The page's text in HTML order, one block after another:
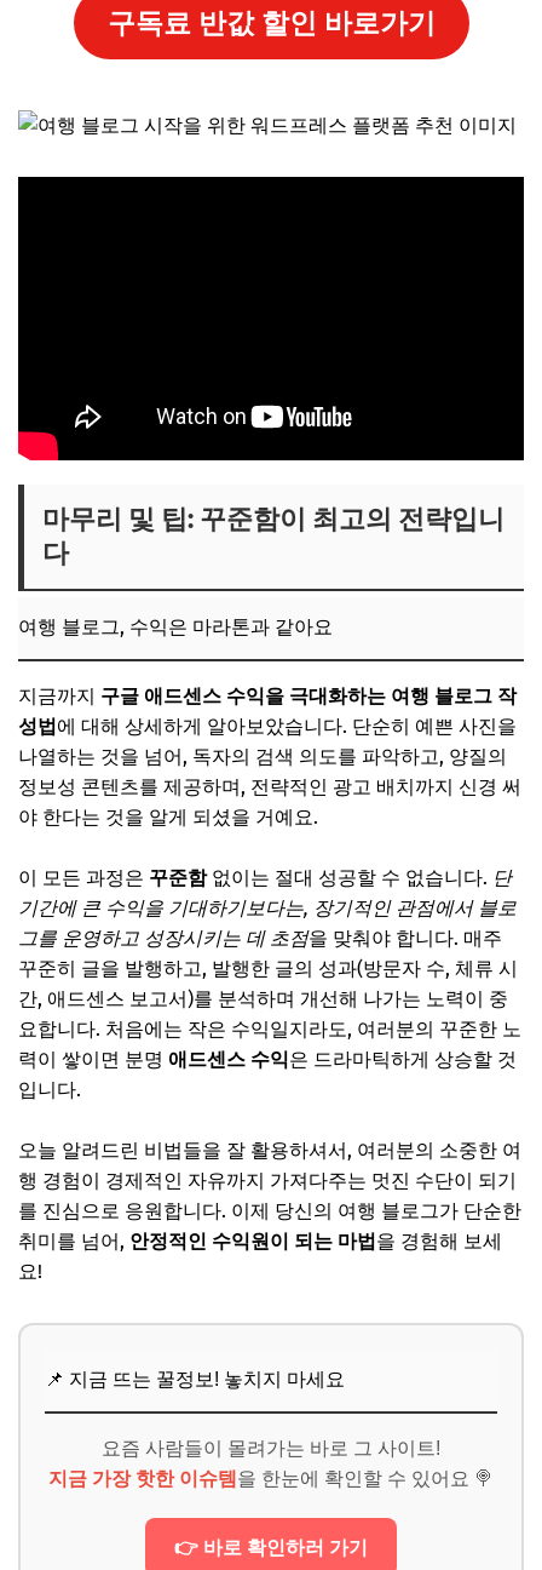
구독료 반값 할인 바로가기
마무리 및 팁: 꾸준함이 최고의 전략입니
다
여행 블로그, 수익은 마라톤과 같아요
지금까지 구글 애드센스 수익을 극대화하는 여행 블로그 작
성법 에 대해 상세하게 알아보았습니다. 단순히 예쁜 사진을
나열하는 것을 넘어, 독자의 검색 의도를 파악하고, 양질의
정보성 콘텐츠를 제공하며, 전략적인 광고 배치까지 신경 써
야 한다는 것을 알게 되셨을 거예요.
이 모든 과정은 꾸준함없이는 절대 성공할 수 없습니다. 단
기간에 큰 수익을 기대하기보다는, 장기적인 관점에서 블로
그를 운영하고 성장시키는 데 초점을 맞춰야 합니다. 매주
꾸준히 글을 발행하고, 발행한 글의 성과(방문자 수, 체류 시
간, 애드센스 보고서)를 분석하며 개선해 나가는 노력이 중
요합니다. 처음에는 작은 수익일지라도, 여러분의 꾸준한 노
력이 쌓이면 분명 애드센스 수익은 드라마틱하게 상승할 것
입니다.
오늘 알려드린 비법들을 잘 활용하셔서, 여러분의 소중한 여
행 경험이 경제적인 자유까지 가져다주는 멋진 수단이 되기
를 진심으로 응원합니다. 이제 당신의 여행 블로그가 단순한
취미를 넘어, 안정적인 수익원이 되는 마법 을 경험해 보세
요!
📌 지금 뜨는 꿀정보! 놓치지 마세요
요즘 사람들이 몰려가는 바로 그 사이트!
지금 가장 핫한 이슈템 을 한눈에 확인할 수 있어요 🍭
👉 바로 확인하러 가기